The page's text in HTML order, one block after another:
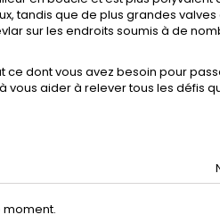
tandis que de plus grandes valves
sur les endroits soumis à de
ce dont vous avez besoin pour
aider à relever tous les défis
moment.